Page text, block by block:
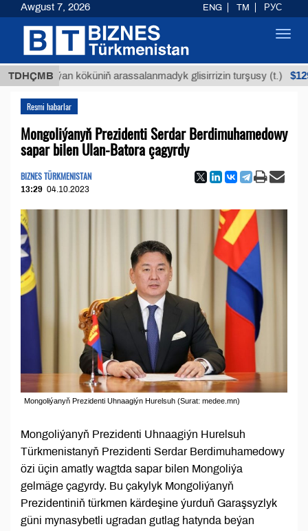
TDHÇMB
Buýan köküniň arassalanmadyk glisirrizin turşusy (t.) $12935,18
Resmi habarlar
Mongoliýanyň Prezidenti Serdar Berdimuhamedowy
sapar bilen Ulan-Batora çagyrdy
BIZNES TÜRKMENISTAN
13:29 04.10.2023
Mongoliýanyň Prezidenti Uhnaagiýn Hurelsuh (Surat: medee.mn)
Mongoliýanyň Prezidenti Uhnaagiýn Hurelsuh
Türkmenistanyň Prezidenti Serdar Berdimuhamedowy
özi üçin amatly wagtda sapar bilen Mongoliýa
gelmäge çagyrdy. Bu çakylyk Mongoliýanyň
Prezidentiniň türkmen kärdeşine ýurduň Garaşsyzlyk
güni mynasybetli ugradan gutlag hatynda beýan
Awgust 7, 2026 ENG TM РУС